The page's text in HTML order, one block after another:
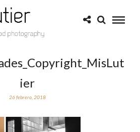
ier
26 febrero, 2018